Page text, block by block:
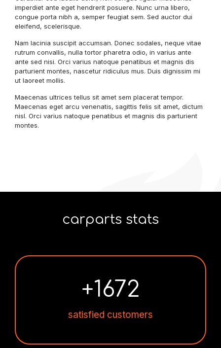
imperdiet ante eget hendrerit posuere. Nunc urna libero,
congue porta nibh a, semper feugiat sem. Sed auctor dui
eleifend, scelerisque.
Nam lacinia suscipit accumsan. Donec sodales, neque vitae
rutrum convallis, nulla tortor pharetra odio, in varius ante
ante sed nisi. Orci varius natoque penatibus et magnis dis
parturient montes, nascetur ridiculus mus. Duis dignissim mi
ut laoreet mollis.
Maecenas ultrices tellus sit amet sem placerat tempor.
Maecenas eget arcu venenatis, sagittis felis sit amet, dictum
nisl. Orci varius natoque penatibus et magnis dis parturient
montes.
carparts stats
satisfied customers
+1672